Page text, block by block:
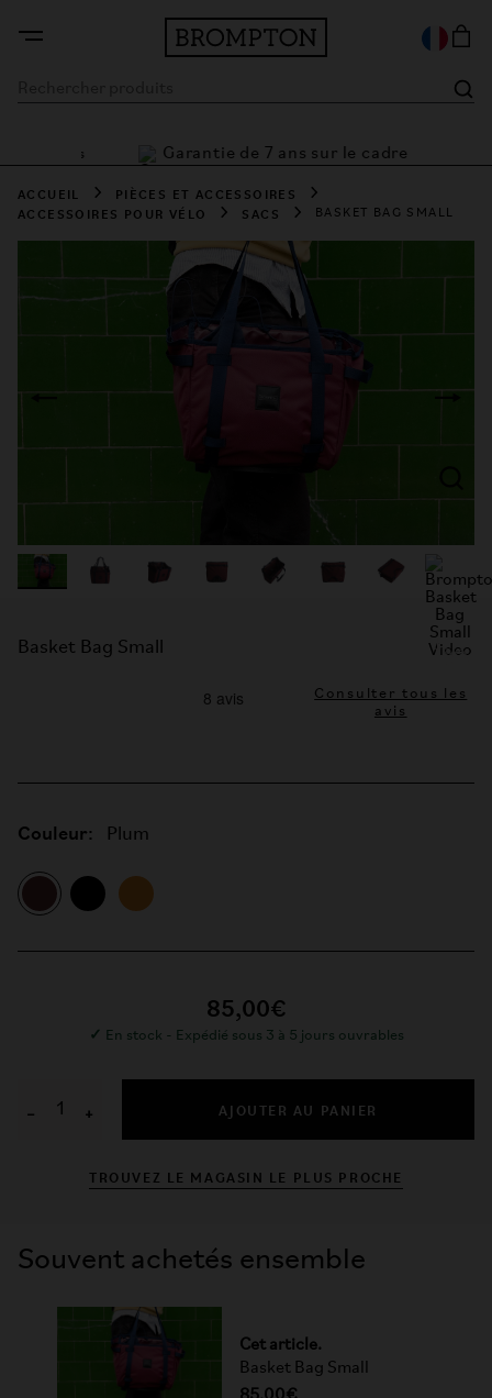
Garantie de 7 ans sur le cadre
ACCUEIL
PIÈCES ET ACCESSOIRES
ACCESSOIRES POUR VÉLO
SACS BASKET BAG SMALL
Basket Bag Small
Consulter tous les
avis
Couleur: Plum
85,00€
✓ En stock - Expédié sous 3 à 5 jours ouvrables
− + AJOUTER AU PANIER
TROUVEZ LE MAGASIN LE PLUS PROCHE
Souvent achetés ensemble
Cet article.
Basket Bag Small